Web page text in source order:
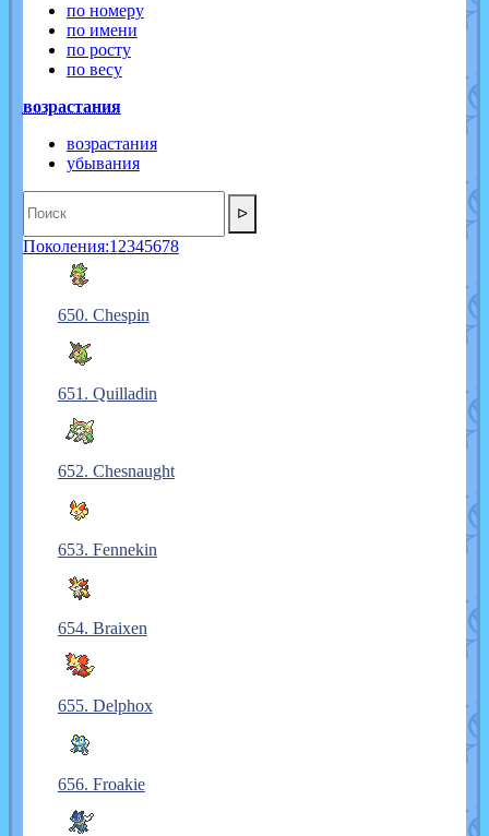
по номеру
по имени
по росту
по весу
возрастания
возрастания
убывания
ᐅ
Поколения:1 2345678
650. Chespin
651. Quilladin
652. Chesnaught
653. Fennekin
654. Braixen
655. Delphox
656. Froakie